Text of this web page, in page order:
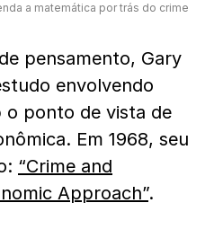
a matemática por trás do crime
pensamento, Gary
envolvendo
o ponto de vista de
Em 1968, seu
“Crime and
Approach”.